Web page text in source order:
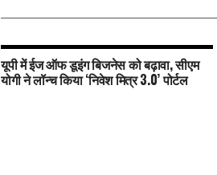
यूपी में ईज ऑफ डूइंग बिजनेस को बढ़ावा, सीएम
योगी ने लॉन्च किया ‘निवेश मित्र 3.0’ पोर्टल